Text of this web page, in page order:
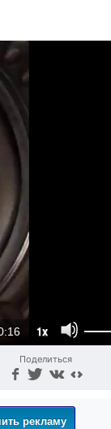
1x
Поделиться
рекламу